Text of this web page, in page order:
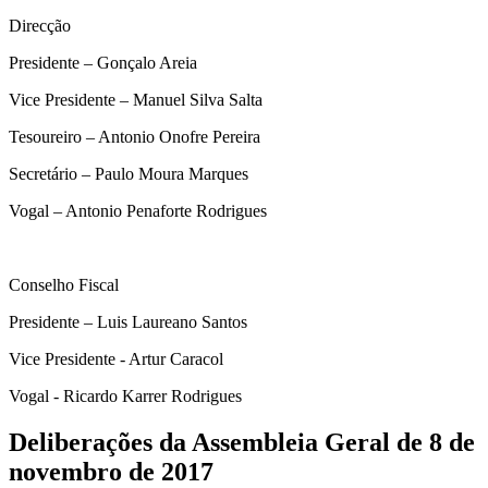
Direcção
Presidente – Gonçalo Areia
Vice Presidente – Manuel Silva Salta
Tesoureiro – Antonio Onofre Pereira
Secretário – Paulo Moura Marques
Vogal – Antonio Penaforte Rodrigues
Conselho Fiscal
Presidente – Luis Laureano Santos
Vice Presidente - Artur Caracol
Vogal - Ricardo Karrer Rodrigues
Deliberações da Assembleia Geral de 8 de
novembro de 2017